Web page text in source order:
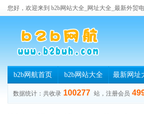
您好，欢迎来到 b2b网站大全_网址大全_最新外贸
b2b网航首页 b2b网站大全 最新网址
数据统计：共收录 100277 站，注册会员